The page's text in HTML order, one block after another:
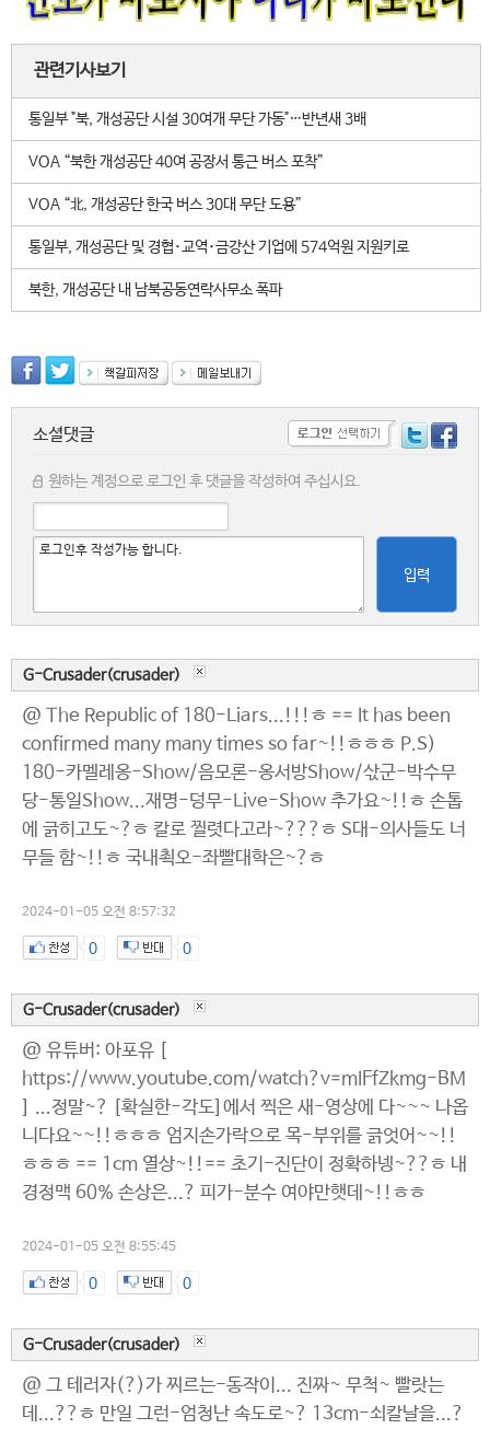
관련기사보기
통일부 "북, 개성공단 시설 30여개 무단 가동"…반년새 3배
VOA “북한 개성공단 40여 공장서 통근 버스 포착”
VOA “北, 개성공단 한국 버스 30대 무단 도용”
통일부, 개성공단 및 경협･교역･금강산 기업에 574억원 지원키로
북한, 개성공단 내 남북공동연락사무소 폭파
소셜댓글
원하는 계정으로 로그인 후 댓글을 작성하여 주십시요.
입력
G-Crusader(crusader)
@ The Republic of 180-Liars...!!!ㅎ == It has been
confirmed many many times so far~!!ㅎㅎㅎ P.S)
180-카멜레옹-Show/음모론-옹서방Show/삯군-박수무
당-통일Show...재명-덩무-Live-Show 추가요~!!ㅎ 손톱
에 긁히고도~?ㅎ 칼로 찔렷다고라~???ㅎ S대-의사들도 너
무들 함~!!ㅎ 국내쵝오-좌빨대학은~?ㅎ
2024-01-05 오전 8:57:32
0 0
G-Crusader(crusader)
@ 유튜버: 아포유 [
https://www.youtube.com/watch?v=mIFfZkmg-BM
] ...정말~? [확실한-각도]에서 찍은 새-영상에 다~~~ 나옵
니다요~~!!ㅎㅎㅎ 엄지손가락으로 목-부위를 긁엇어~~!!
ㅎㅎㅎ == 1cm 열상~!!== 초기-진단이 정확하넹~??ㅎ 내
경정맥 60% 손상은...? 피가-분수 여야만햇데~!!ㅎㅎ
2024-01-05 오전 8:55:45
0 0
G-Crusader(crusader)
@ 그 테러자(?)가 찌르는-동작이... 진짜~ 무척~ 빨랏는
데...??ㅎ 만일 그런-엄청난 속도로~? 13cm-쇠칼날을...?